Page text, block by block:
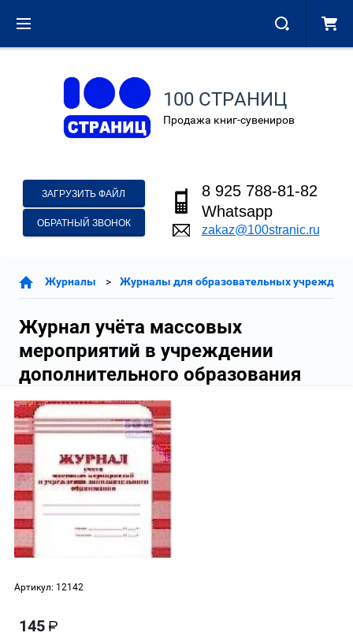
100 СТРАНИЦ
Продажа книг-сувениров
ЗАГРУЗИТЬ ФАЙЛ
ОБРАТНЫЙ ЗВОНОК
8 925 788-81-82
Whatsapp
zakaz@100stranic.ru
Журналы Журналы для образовательных
Журнал учёта массовых
мероприятий в учреждении
дополнительного образования
Артикул: 12142
145